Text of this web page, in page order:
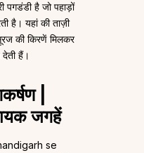
है जो पहाड़ों
है। यहां की ताज़ी
की किरणें मिलकर
हैं।
|
जगहें
se